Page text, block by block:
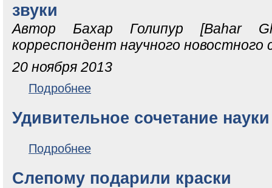
звуки
Автор Бахар Голипур [Bahar
корреспондент научного новостного
20 ноября 2013
Подробнее
Удивительное сочетание
Подробнее
Слепому подарили краски